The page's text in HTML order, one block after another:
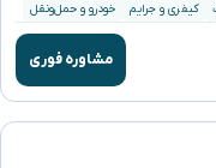
کیفری و جرایم خودرو و حمل‌ونقل
مشاوره فوری